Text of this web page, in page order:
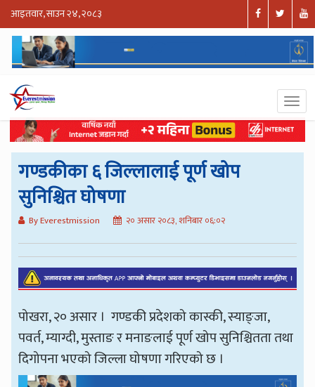
आइतवार, साउन २४, २०८३
गण्डकीका ६ जिल्लालाई पूर्ण खोप
सुनिश्चित घोषणा
By Everestmission २० असार २०८३, शनिबार ०६:०२
पोखरा, २० असार । गण्डकी प्रदेशको कास्की, स्याङ्जा,
पवर्त, म्याग्दी, मुस्ताङ र मनाङलाई पूर्ण खोप सुनिश्चितता तथा
दिगोपना भएको जिल्ला घोषणा गरिएको छ ।